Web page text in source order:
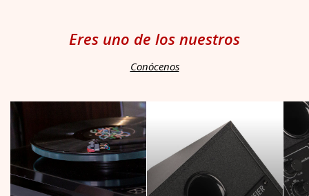
Eres uno de los nuestros
Conócenos